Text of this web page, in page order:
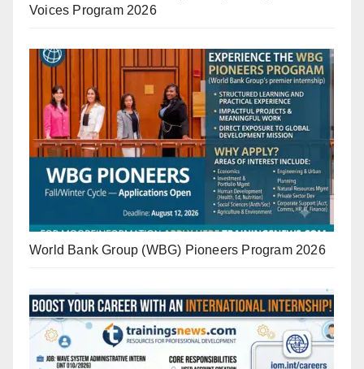
Voices Program 2026
World Bank Group (WBG) Pioneers Program 2026